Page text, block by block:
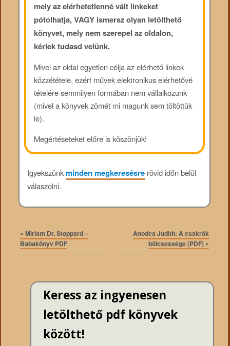
mely az elérhetetlenné vált linkeket
pótolhatja, VAGY ismersz olyan letölthető
könyvet, mely nem szerepel az oldalon,
kérlek tudasd velünk.
Mivel az oldal egyetlen célja az elérhető linkek
közzététele, ezért művek elektronikus elérhetővé
tételére semmilyen formában nem vállalkozunk
(mivel a könyvek zömét mi magunk sem töltöttük
le).
Megértéseteket előre is köszönjük!
Igyekszünkminden megkeresésrerövid időn belül
válaszolni.
« Miriam Dr. Stoppard –
Babakönyv PDF
Anodea Judith: A csakrák
bölcsessége (PDF) »
Keress az ingyenesen
letölthető pdf könyvek
között!